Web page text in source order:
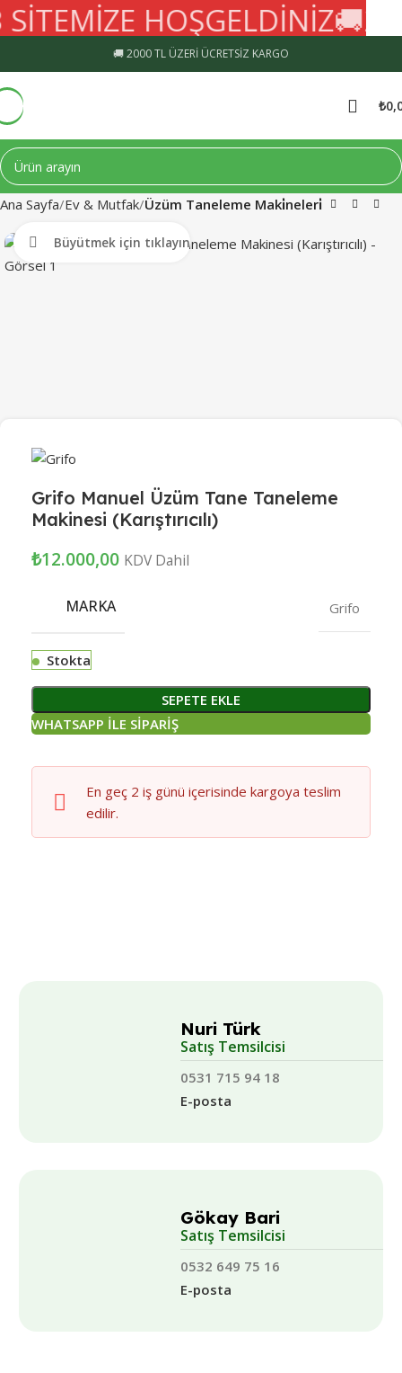
🚚 2000 TL ÜZERİ ÜCRETSİZ KARGO
₺
Ana Sayfa Ev & Mutfak Üzüm Taneleme Maki̇neleri̇
Büyütmek için tıklayın
Grifo Manuel Üzüm Tane Taneleme
Makinesi (Karıştırıcılı)
₺12.000,00 KDV Dahil
MARKA Grifo
Stokta
SEPETE EKLE
WHATSAPP İLE SİPARİŞ
En geç 2 iş günü içerisinde kargoya teslim
edilir.
Nuri Türk
Satış Temsilcisi
0531 715 94 18
E-posta
Gökay Bari
Satış Temsilcisi
0532 649 75 16
E-posta
HOŞGELDİNİZ🚚